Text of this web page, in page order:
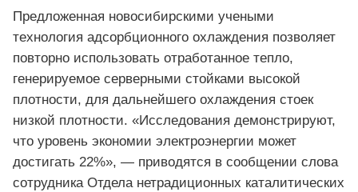
Предложенная новосибирскими учеными
технология адсорбционного охлаждения позволяет
повторно использовать отработанное тепло,
генерируемое серверными стойками высокой
плотности, для дальнейшего охлаждения стоек
низкой плотности. «Исследования демонстрируют,
что уровень экономии электроэнергии может
достигать 22%», — приводятся в сообщении слова
сотрудника Отдела нетрадиционных каталитических